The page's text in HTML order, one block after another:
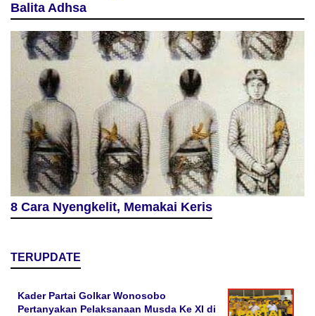
Balita Adhsa
8 Cara Nyengkelit, Memakai Keris
TERUPDATE
Kader Partai Golkar Wonosobo
Pertanyakan Pelaksanaan Musda Ke XI di